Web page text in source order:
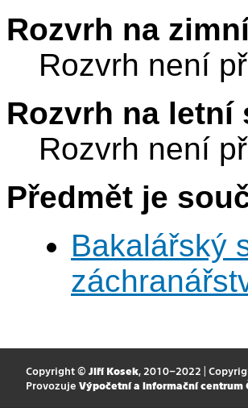
Rozvrh na
Rozvrh není
Rozvrh na letní
Rozvrh není
Předmět je
Bakalářský
Copyright © Jiří Kosek, 2010–2022 |
Provozuje Výpočetní a informační centrum